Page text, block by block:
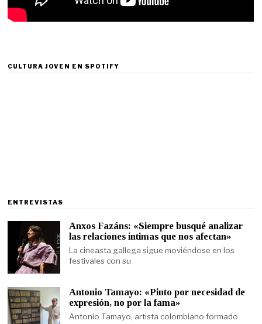
CULTURA JOVEN EN SPOTIFY
ENTREVISTAS
Anxos Fazáns: «Siempre busqué analizar
las relaciones íntimas que nos afectan»
La cineasta gallega sigue moviéndose en los
festivales con su
Antonio Tamayo: «Pinto por necesidad de
expresión, no por la fama»
Antonio Tamayo, artista colombiano formado